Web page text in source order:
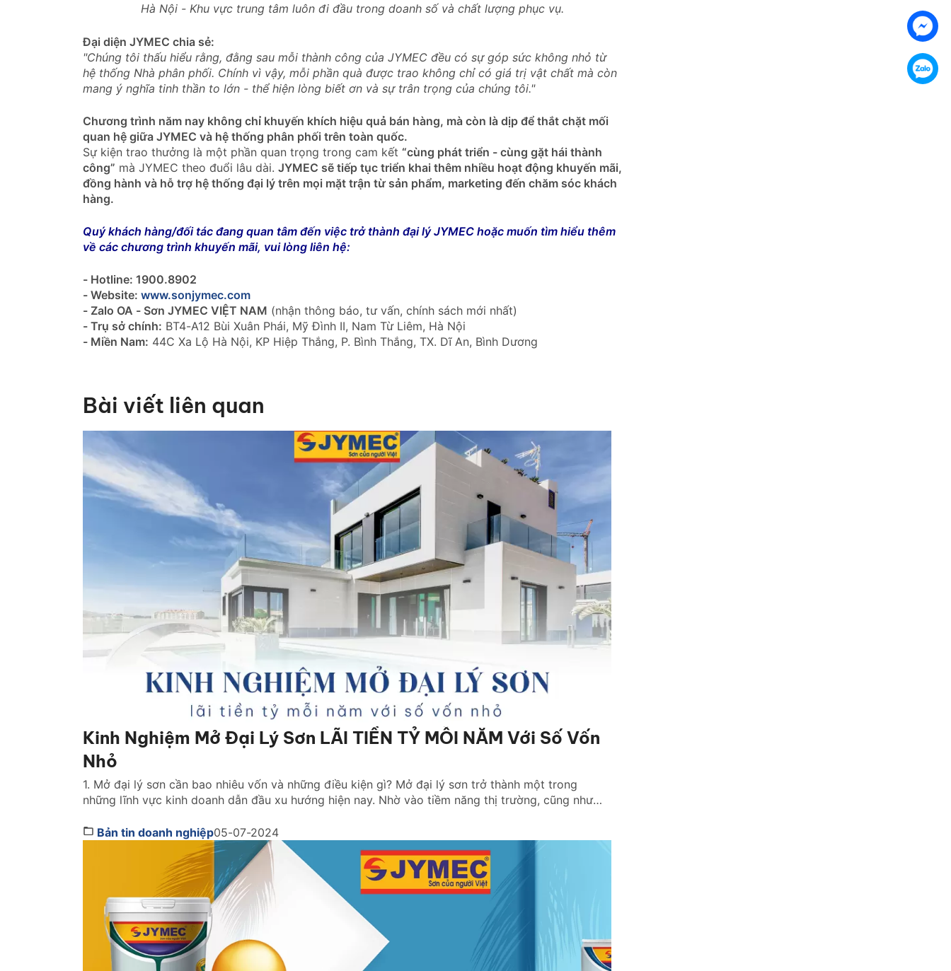
Hà Nội - Khu vực trung tâm luôn đi đầu trong doanh số và chất lượng phục vụ.
Đại diện JYMEC chia sẻ:
"Chúng tôi thấu hiểu rằng, đằng sau mỗi thành công của JYMEC đều có sự góp sức không nhỏ từ
hệ thống Nhà phân phối. Chính vì vậy, mỗi phần quà được trao không chỉ có giá trị vật chất mà còn
mang ý nghĩa tinh thần to lớn - thể hiện lòng biết ơn và sự trân trọng của chúng tôi."
Chương trình năm nay không chỉ khuyến khích hiệu quả bán hàng, mà còn là dịp để thắt chặt mối
quan hệ giữa JYMEC và hệ thống phân phối trên toàn quốc.
Sự kiện trao thưởng là một phần quan trọng trong cam kết “cùng phát triển - cùng gặt hái thành
công” mà JYMEC theo đuổi lâu dài. JYMEC sẽ tiếp tục triển khai thêm nhiều hoạt động khuyến mãi,
đồng hành và hỗ trợ hệ thống đại lý trên mọi mặt trận từ sản phẩm, marketing đến chăm sóc khách
hàng.
Quý khách hàng/đối tác đang quan tâm đến việc trở thành đại lý JYMEC hoặc muốn tìm hiểu thêm
về các chương trình khuyến mãi, vui lòng liên hệ:
- Hotline: 1900.8902
- Website: www.sonjymec.com
- Zalo OA - Sơn JYMEC VIỆT NAM (nhận thông báo, tư vấn, chính sách mới nhất)
- Trụ sở chính: BT4-A12 Bùi Xuân Phái, Mỹ Đình II, Nam Từ Liêm, Hà Nội
- Miền Nam: 44C Xa Lộ Hà Nội, KP Hiệp Thắng, P. Bình Thắng, TX. Dĩ An, Bình Dương
Bài viết liên quan
Kinh Nghiệm Mở Đại Lý Sơn LÃI TIỀN TỶ MỖI NĂM Với Số Vốn
Nhỏ
1. Mở đại lý sơn cần bao nhiêu vốn và những điều kiện gì? Mở đại lý sơn trở thành một trong
những lĩnh vực kinh doanh dẫn đầu xu hướng hiện nay. Nhờ vào tiềm năng thị trường, cũng như
Bản tin doanh nghiệp05-07-2024